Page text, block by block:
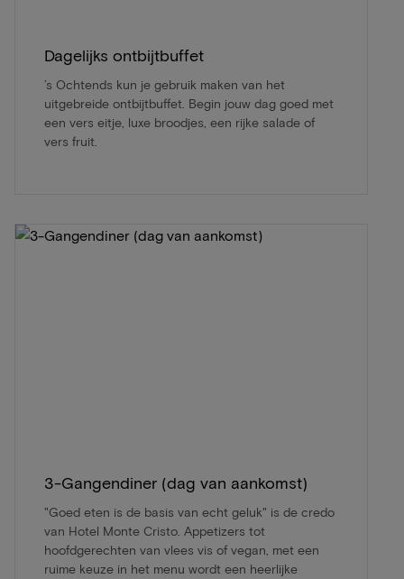
Dagelijks ontbijtbuffet
’s Ochtends kun je gebruik maken van het
uitgebreide ontbijtbuffet. Begin jouw dag goed met
een vers eitje, luxe broodjes, een rijke salade of
vers fruit.
3-Gangendiner (dag van aankomst)
"Goed eten is de basis van echt geluk" is de credo
van Hotel Monte Cristo. Appetizers tot
hoofdgerechten van vlees vis of vegan, met een
ruime keuze in het menu wordt een heerlijke